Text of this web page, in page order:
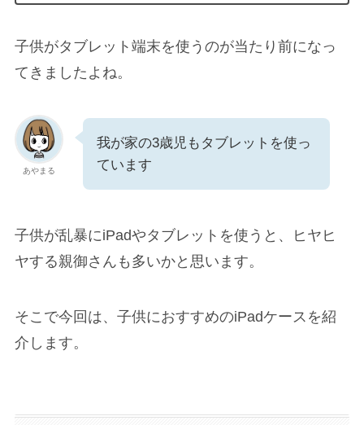
子供がタブレット端末を使うのが当たり前になっ
てきましたよね。
あやまる
我が家の3歳児もタブレットを使っ
ています
子供が乱暴にiPadやタブレットを使うと、ヒヤヒ
ヤする親御さんも多いかと思います。
そこで今回は、子供におすすめのiPadケースを紹
介します。